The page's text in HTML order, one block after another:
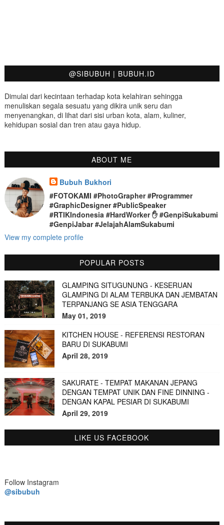
@SIBUBUH | BUBUH.ID
Dimulai dari kecintaan terhadap kota kelahiran sehingga
menuliskan segala sesuatu yang dikira unik seru dan
menyenangkan, di lihat dari sisi urban kota, alam, kuliner,
kehidupan sosial dan tren atau gaya hidup.
ABOUT ME
Bubuh Bukhori
#FOTOKAMI #PhotoGrapher #Programmer
#GraphicDesigner #PublicSpeaker
#RTIKIndonesia #HardWorker ✋ #GenpiSukabumi
#GenpiJabar #JelajahAlamSukabumi
View my complete profile
POPULAR POSTS
GLAMPING SITUGUNUNG - KESERUAN
GLAMPING DI ALAM TERBUKA DAN JEMBATAN
TERPANJANG SE ASIA TENGGARA
May 01, 2019
KITCHEN HOUSE - REFERENSI RESTORAN
BARU DI SUKABUMI
April 28, 2019
SAKURATE - TEMPAT MAKANAN JEPANG
DENGAN TEMPAT UNIK DAN FINE DINNING -
DENGAN KAPAL PESIAR DI SUKABUMI
April 29, 2019
LIKE US FACEBOOK
Follow Instagram
@sibubuh